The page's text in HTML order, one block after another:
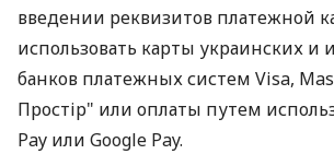
введении реквизитов платежной
использовать карты украинских и
банков платежных систем Visa,
Простір" или оплаты путем
Pay или Google Pay.